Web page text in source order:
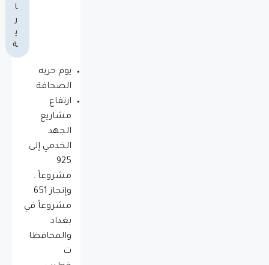
ا
ر
ي
ة
يوم حريه
الصحافة
ارتفاع
مشاريع
الجهد
الخدمي إلى
925
مشروعاً..
وإنجاز 651
مشروعاً في
بغداد
والمحافظا
ت